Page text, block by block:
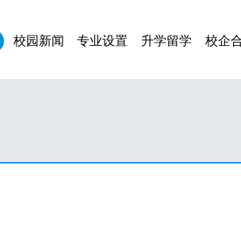
校园新闻 专业设置 升学留学 校企